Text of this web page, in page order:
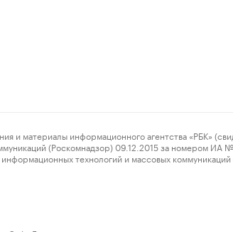
информационного агентства «РБК»
(Роскомнадзор) 09.12.2015 за номером ИА
технологий и массовых